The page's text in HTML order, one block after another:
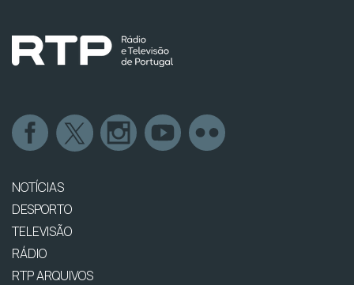
NOTÍCIAS
DESPORTO
TELEVISÃO
RÁDIO
RTP ARQUIVOS